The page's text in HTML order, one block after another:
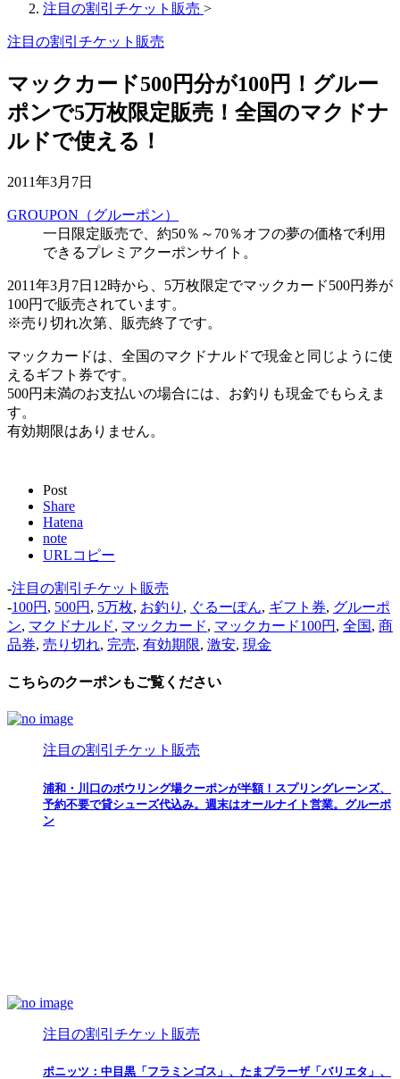
注目の割引チケット販売 >
注目の割引チケット販売
マックカード500円分が100円！グルー
ポンで5万枚限定販売！全国のマクドナ
ルドで使える！
2011年3月7日
GROUPON（グルーポン）
一日限定販売で、約50％～70％オフの夢の価格で利用
できるプレミアクーポンサイト。
2011年3月7日12時から、5万枚限定でマックカード500円券が
100円で販売されています。
※売り切れ次第、販売終了です。
マックカードは、全国のマクドナルドで現金と同じように使
えるギフト券です。
500円未満のお支払いの場合には、お釣りも現金でもらえま
す。
有効期限はありません。
Post
Share
Hatena
note
URLコピー
-注目の割引チケット販売
-100円 , 500円 , 5万枚, お釣り , ぐるーぽん, ギフト券, グルーポ
ン, マクドナルド, マックカード, マックカード100円 , 全国, 商
品券, 売り切れ, 完売, 有効期限, 激安, 現金
こちらのクーポンもご覧ください
注目の割引チケット販売
浦和・川口のボウリング場クーポンが半額！スプリングレーンズ、
予約不要で貸シューズ代込み。週末はオールナイト営業。グルーポ
ン
注目の割引チケット販売
ポニッツ：中目黒「フラミンゴス」、たまプラーザ「バリエタ」、